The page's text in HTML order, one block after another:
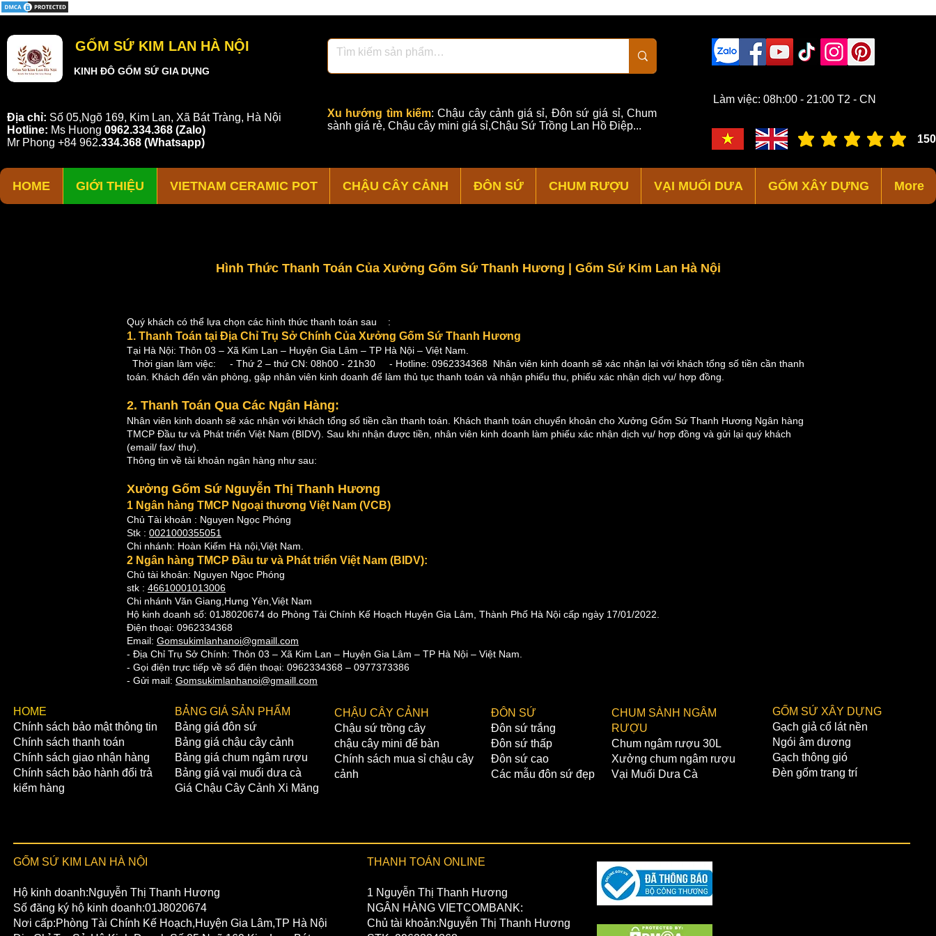
Hình Thức Thanh Toán Của Xưởng Gốm Sứ Thanh Hương | Gốm Sứ Kim Lan Hà Nội
Quý khách có thể lựa chọn các hình thức thanh toán sau :
1. Thanh Toán tại Địa Chỉ Trụ Sở Chính Của Xưởng Gốm Sứ Thanh Hương
Tại Hà Nội: Thôn 03 – Xã Kim Lan – Huyện Gia Lâm – TP Hà Nội – Việt Nam.
Thời gian làm việc: - Thứ 2 – thứ CN: 08h00 - 21h30 - Hotline: 0962334368 Nhân viên kinh doanh sẽ xác nhận lại với khách tổng số tiền cần thanh
toán. Khách đến văn phòng, gặp nhân viên kinh doanh để làm thủ tục thanh toán và nhận phiếu thu, phiếu xác nhận dịch vụ/ hợp đồng.
2. Thanh Toán Qua Các Ngân Hàng:
Nhân viên kinh doanh sẽ xác nhận với khách tổng số tiền cần thanh toán. Khách thanh toán chuyển khoản cho Xưởng Gốm Sứ Thanh Hương Ngân hàng
TMCP Đầu tư và Phát triển Việt Nam (BIDV). Sau khi nhận được tiền, nhân viên kinh doanh làm phiếu xác nhận dịch vụ/ hợp đồng và gửi lại quý khách
(email/ fax/ thư).
Thông tin về tài khoản ngân hàng như sau:
Xưởng Gốm Sứ Nguyễn Thị Thanh Hương
1 Ngân hàng TMCP Ngoại thương Việt Nam (VCB)
Chủ Tài khoản : Nguyen Ngọc Phóng
Stk : 0021000355051
Chi nhánh: Hoàn Kiếm Hà nội,Việt Nam.
2 Ngân hàng TMCP Đầu tư và Phát triển Việt Nam (BIDV):
Chủ tài khoản: Nguyen Ngoc Phóng
stk : 46610001013006
Chi nhánh Văn Giang,Hưng Yên,Việt Nam
Hộ kinh doanh số: 01J8020674 do Phòng Tài Chính Kế Hoạch Huyện Gia Lâm, Thành Phố Hà Nội cấp ngày 17/01/2022.
Điện thoại: 0962334368
Email: Gomsukimlanhanoi@gmaill.com
- Địa Chỉ Trụ Sở Chính: Thôn 03 – Xã Kim Lan – Huyện Gia Lâm – TP Hà Nội – Việt Nam.
- Gọi điện trực tiếp về số điện thoại: 0962334368 – 0977373386
- Gửi mail: Gomsukimlanhanoi@gmaill.com
Làm việc: 08h:00 - 21:00 T2 - CN
Xu hướng tìm kiếm:Chậu cây cảnh giá sỉ, Đôn sứ giá sỉ,Chum
sành giá rẻ, Chậu cây mini giá sỉ,Chậu Sứ Trồng Lan Hồ Điệp...
Địa chỉ: Số 05,Ngõ 169, Kim Lan, Xã Bát Tràng, Hà Nội
Hotline: Ms Huong 0962.334.368 (Zalo)
Mr Phong +84 962.334.368 (Whatsapp)
KINH ĐÔ GỐM SỨ GIA DỤNG
GỐM SỨ KIM LAN HÀ NỘI
HOME GIỚI THIỆU VIETNAM CERAMIC POT CHẬU CÂY CẢNH ĐÔN SỨ CHUM RƯỢU VẠI MUỐI DƯA GỐM XÂY DỰNG More
150
đánh giá trung bình là 3 /
​HOME
Chính sách bảo mật thông tin
Chính sách thanh toán
Chính sách giao nhận hàng
Chính sách bảo hành đổi trả
kiểm hàng
BẢNG GIÁ SẢN PHẨM
Bảng giá đôn sứ
Bảng giá chậu cây cảnh
Bảng giá chum ngâm rượu
Bảng giá vại muối dưa cà
Giá Chậu Cây Cảnh Xi Măng
CHẬU CÂY CẢNH
Chậu sứ trồng cây
chậu cây mini để bàn
Chính sách mua sỉ chậu cây
cảnh
ĐÔN SỨ
Đôn sứ trắng
Đôn sứ thấp
Đôn sứ cao
Các mẫu đôn sứ đẹp
CHUM SÀNH NGÂM
RƯỢU
Chum ngâm rượu 30L
Xưởng chum ngâm rượu
Vại Muối Dưa Cà
GỐM SỨ XÂY DỰNG
Gạch giả cổ lát nền
Ngói âm dương
Gạch thông gió
Đèn gốm trang trí
GỐM SỨ KIM LAN HÀ NỘI
Hộ kinh doanh:Nguyễn Thị Thanh Hương
Số đăng ký hộ kinh doanh:01J8020674
Nơi cấp:Phòng Tài Chính Kế Hoạch,Huyện Gia Lâm,TP Hà Nội
THANH TOÁN ONLINE
1 Nguyễn Thị Thanh Hương
NGÂN HÀNG VIETCOMBANK:
Chủ tài khoản:Nguyễn Thị Thanh Hương